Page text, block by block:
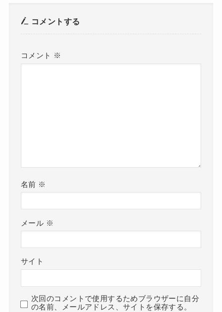
コメントする
コメント ※
名前 ※
メール ※
サイト
次回のコメントで使用するためブラウザーに自分
の名前、メールアドレス、サイトを保存する。